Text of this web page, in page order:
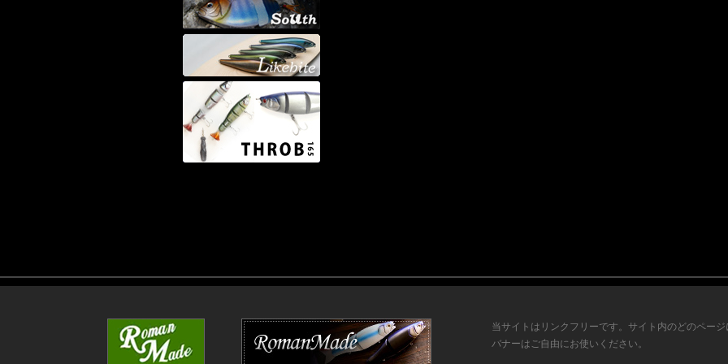
当サイトはリンクフリーです。サイト内のどのペー
バナーはご自由にお使いください。